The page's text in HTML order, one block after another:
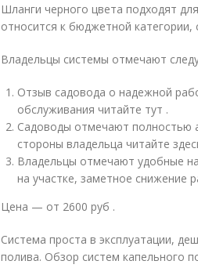
Шланги черного цвета подходят
относится к бюджетной категории,
Владельцы системы отмечают
Отзыв садовода о надежной
обслуживания читайте тут .
Садоводы отмечают полностью
стороны владельца читайте
Владельцы отмечают удобные
на участке, заметное снижение
Цена — от 2600 руб .
Система проста в эксплуатации,
полива. Обзор систем капельного